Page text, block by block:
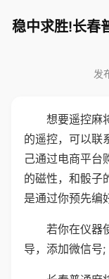
稳中求胜!长春
发
想要遥控麻
的遥控，可以联
己通过电商平台
的磁性，和骰子
是通过你预先编
若你在仪器
导，添加微信号;